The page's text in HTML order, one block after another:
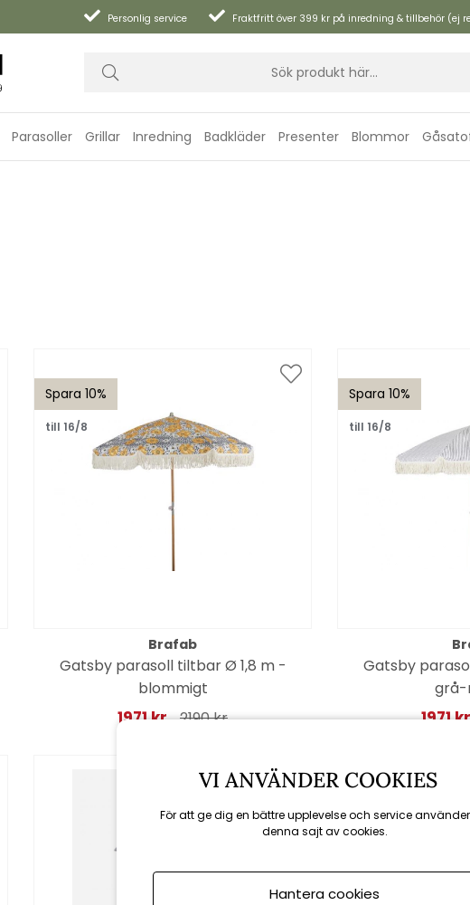
Personlig service Fraktfritt över 399 kr på inredning & tillbehör (ej
Parasoller Grillar Inredning Badkläder Presenter Blommor
Spara 10%
till 16/8
Brafab
Gatsby parasoll tiltbar Ø 1,8 m -
blommigt
1971 kr 2190 kr
Spara 10%
till 16/8
Gatsby
grå-
1971
VI ANVÄNDER COOKIES
För att ge dig en bättre upplevelse och service
denna sajt av cookies.
Hantera cookies